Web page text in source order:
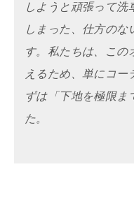
しようと頑張って
しまった、仕方の
す。私たちは、この
えるため、単にコー
ずは「下地を極限ま
た。